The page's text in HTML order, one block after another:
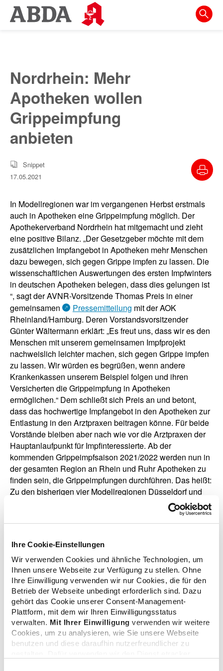
Ihre Cookie-Einstellungen
Wir verwenden Cookies und ähnliche Technologien, um
Ihnen unsere Webseite zur Verfügung zu stellen. Ohne
Ihre Einwilligung verwenden wir nur Cookies, die für den
Betrieb der Webseite unbedingt erforderlich sind. Dazu
gehört das Cookie unserer Consent-Management-
Plattform, mit dem wir Ihren Einwilligungsstatus
verwalten. Mit Ihrer Einwilligung verwenden wir weitere
Cookies, um zu analysieren, wie Sie unsere Webseite
benutzen und diese daraufhin nutzerfreundlicher zu
Springe
direkt
zur
Meta-
Navigation
Inhalt
zur
Suche
Nordrhein: Mehr
Apotheken wollen
Grippeimpfung
anbieten
Snippet
17.05.2021
In Modellregionen war im vergangenen Herbst erstmals
auch in Apotheken eine Grippeimpfung möglich. Der
Apothekerverband Nordrhein hat mitgemacht und zieht
eine positive Bilanz. „Der Gesetzgeber möchte mit dem
zusätzlichen Impfangebot in Apotheken mehr Menschen
dazu bewegen, sich gegen Grippe impfen zu lassen. Die
wissenschaftlichen Auswertungen des ersten Impfwinters
in deutschen Apotheken belegen, dass dies gelungen ist
“, sagt der AVNR-Vorsitzende Thomas Preis in einer
gemeinsamen
Pressemitteilung mit der AOK
Rheinland/Hamburg. Deren Vorstandsvorsitzender
Günter Wältermann erklärt: „Es freut uns, dass wir es den
Menschen mit unserem gemeinsamen Impfprojekt
nachweislich leichter machen, sich gegen Grippe impfen
zu lassen. Wir würden es begrüßen, wenn andere
Krankenkassen unserem Beispiel folgen und ihren
Versicherten die Grippeimpfung in Apotheken
ermöglichen.“ Dem schließt sich Preis an und betont,
dass das hochwertige Impfangebot in den Apotheken zur
Entlastung in den Arztpraxen beitragen könne. Für beide
Vorstände bleiben aber nach wie vor die Arztpraxen der
Hauptanlaufpunkt für Impfinteressierte. Ab der
kommenden Grippeimpfsaison 2021/2022 werden nun in
der gesamten Region an Rhein und Ruhr Apotheken zu
finden sein, die Grippeimpfungen durchführen. Das heißt:
Zu den bisherigen vier Modellregionen Düsseldorf und
Umgebung, Essen, Bonn-Rhein-Sieg, Duisburg (Rechter
Niederrhein) kommen die Regionen Aachen, Bergisch-
Land, Köln und Linker Niederrhein hinzu. AOK und AVNR
Ergebnisse des Modellprojekts verständigt. „Wir kommen
damit auch dem Wunsch der vielen Bürgerinnen und
Bürger nach, die bisher noch keine impfende Apotheke in
der Nähe ihres Wohnortes finden konnten, sich aber
bereits vielfach danach erkundigt haben“, so Preis und
Wältermann.
zurück zur Liste